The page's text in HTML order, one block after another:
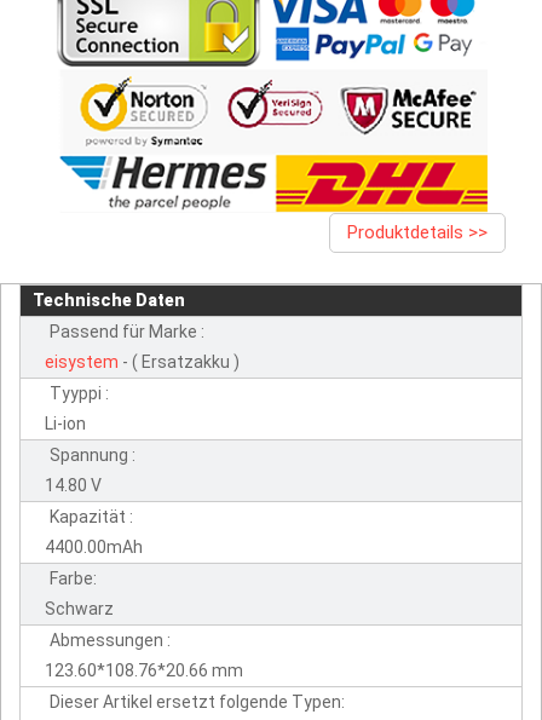
Produktdetails >>
Technische Daten
Passend für Marke :
eisystem - ( Ersatzakku )
Tyyppi :
Li-ion
Spannung :
14.80 V
Kapazität :
4400.00mAh
Farbe:
Schwarz
Abmessungen :
123.60*108.76*20.66 mm
Dieser Artikel ersetzt folgende Typen: